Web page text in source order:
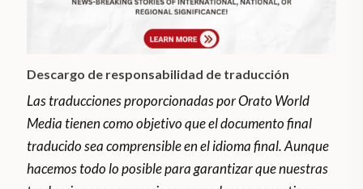
Descargo de responsabilidad de traducción
Las traducciones proporcionadas por Orato World
Media tienen como objetivo que el documento final
traducido sea comprensible en el idioma final. Aunque
hacemos todo lo posible para garantizar que nuestras